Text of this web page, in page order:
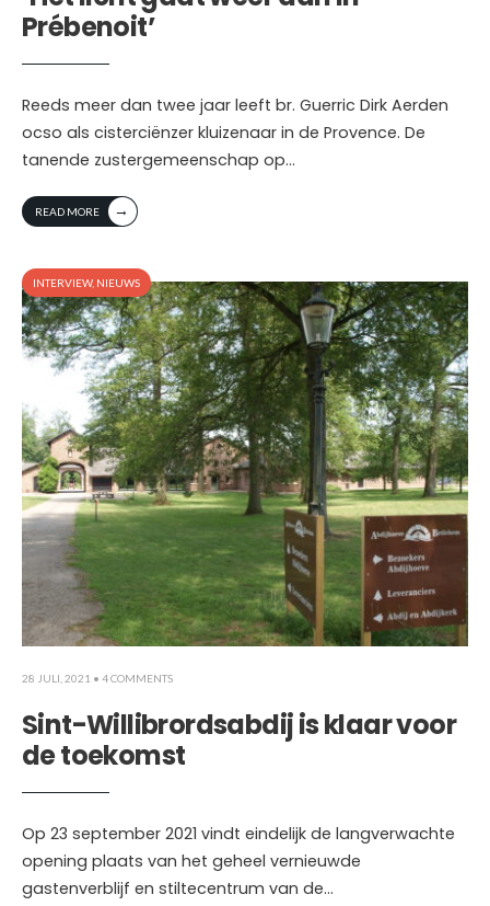
Prébenoit’
Reeds meer dan twee jaar leeft br. Guerric Dirk Aerden
ocso als cisterciënzer kluizenaar in de Provence. De
tanende zustergemeenschap op...
READ MORE →
INTERVIEW, NIEUWS
28 JULI, 2021 • 4 COMMENTS
Sint-Willibrordsabdij is klaar voor
de toekomst
Op 23 september 2021 vindt eindelijk de langverwachte
opening plaats van het geheel vernieuwde
gastenverblijf en stiltecentrum van de...